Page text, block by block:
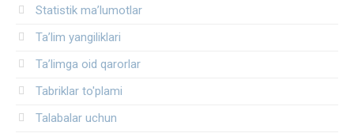
Statistik ma’lumotlar
Ta’lim yangiliklari
Ta’limga oid qarorlar
Tabriklar to'plami
Talabalar uchun